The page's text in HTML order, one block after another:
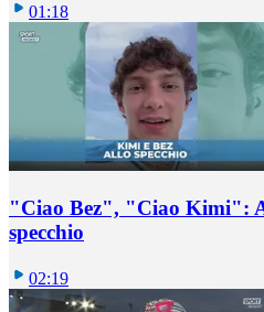
01:18
"Ciao Bez", "Ciao Kimi":
specchio
02:19